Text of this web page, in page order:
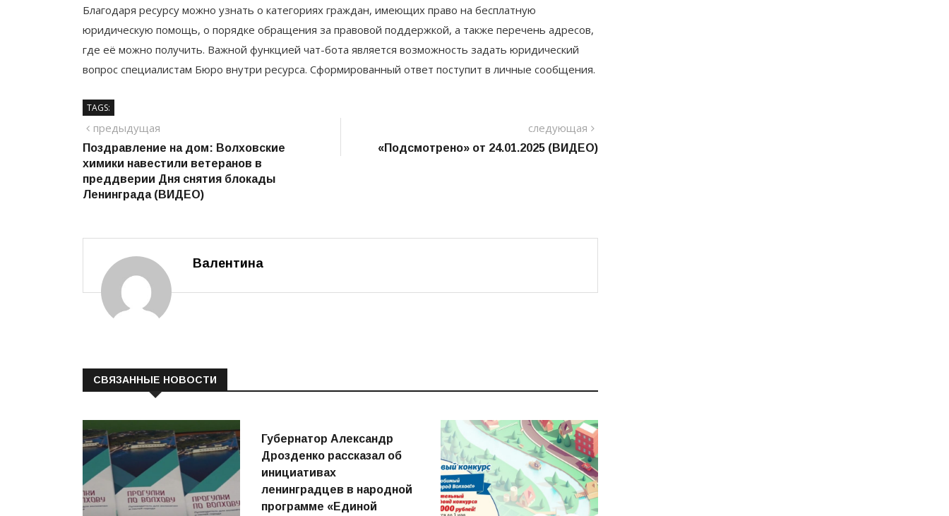
Благодаря ресурсу можно узнать о категориях граждан, имеющих право на бесплатную
юридическую помощь, о порядке обращения за правовой поддержкой, а также перечень адресов,
где её можно получить. Важной функцией чат-бота является возможность задать юридический
вопрос специалистам Бюро внутри ресурса. Сформированный ответ поступит в личные сообщения.
TAGS:
Навигация
по
записям
предыдущая
Поздравление на дом: Волховские
химики навестили ветеранов в
преддверии Дня снятия блокады
Ленинграда (ВИДЕО)
следующая
пост
«Подсмотрено» от 24.01.2025 (ВИДЕО)
Валентина
СВЯЗАННЫЕ НОВОСТИ
Губернатор Александр
Дрозденко рассказал об
инициативах
ленинградцев в народной
программе «Единой